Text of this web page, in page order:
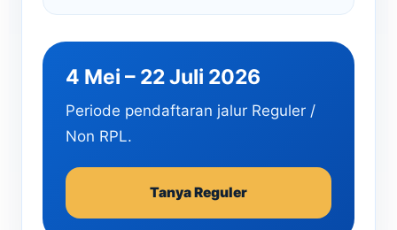
4 Mei – 22 Juli 2026
Periode pendaftaran jalur Reguler /
Non RPL.
Tanya Reguler